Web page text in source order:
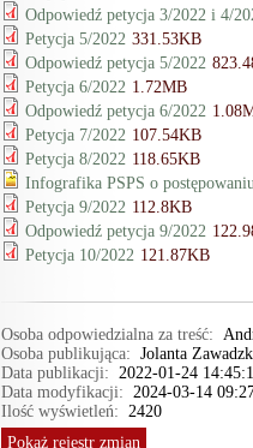
Odpowiedź petycja 3/2022 i 4/
Petycja 5/2022 331.53KB
Odpowiedź petycja 5/2022
Petycja 6/2022 1.72MB
Odpowiedź petycja 6/2022
Petycja 7/2022 107.54KB
Petycja 8/2022 118.65KB
Infografika PSPS o
Petycja 9/2022 112.8KB
Odpowiedź petycja 9/2022
Petycja 10/2022 121.87KB
Osoba odpowiedzialna za treść:
Osoba publikująca: Jolanta
Data publikacji: 2022-01-24
Data modyfikacji: 2024-03-14
Ilość wyświetleń: 2420
Pokażrejestr zmian